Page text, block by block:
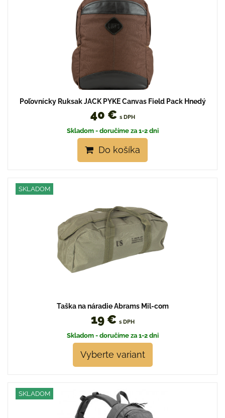
Poľovnícky Ruksak JACK PYKE Canvas Field Pack Hnedý
40 € s DPH
Skladom - doručíme za 1-2 dni
Do košíka
SKLADOM
Taška na náradie Abrams Mil-com
19 € s DPH
Skladom - doručíme za 1-2 dni
Vyberte variant
SKLADOM